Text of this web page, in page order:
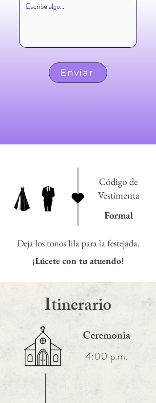
Enviar
Código de
Vestimenta
Formal
Deja los tonos lila para la festejada.
¡Lúcete con tu atuendo!
Itinerario
Ceremonia
4:00 p.m.